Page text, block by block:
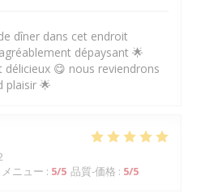
dîner dans cet endroit
dépaysant 🌟
😋 nous reviendrons
plaisir 🌟
メニュー : 5/5 品質-価格 : 5/5